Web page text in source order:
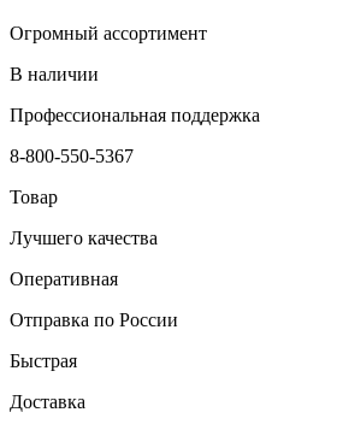
Огромный ассортимент
В наличии
Профессиональная поддержка
8-800-550-5367
Товар
Лучшего качества
Оперативная
Отправка по России
Быстрая
Доставка